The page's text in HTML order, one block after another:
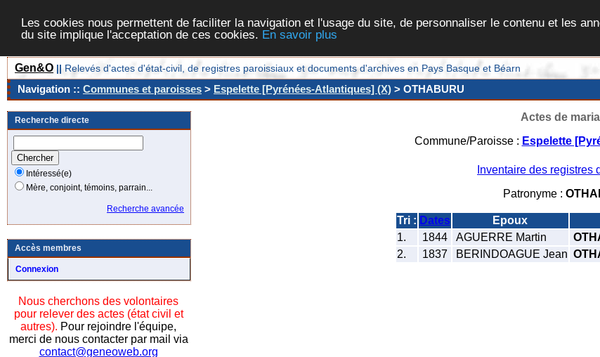
Les cookies nous permettent de faciliter la navigation et l'usage du site, de personnaliser le contenu et les
du site implique l'acceptation de ces cookies. En savoir plus
Gen&O || Relevés d'actes d'état-civil, de registres paroissiaux et documents d'archives en Pays Basque et Béarn
Navigation :: Communes et paroisses > Espelette [Pyrénées-Atlantiques] (X) > OTHABURU
Recherche directe
Intéressé(e)
Mère, conjoint, témoins, parrain...
Recherche avancée
Accès membres
Connexion
Nous cherchons des volontaires
pour relever des actes (état civil et
autres). Pour rejoindre l'équipe,
merci de nous contacter par mail via
contact@geneoweb.org
Actes de
Commune/Paroisse : Espelette
Inventaire des registres
Patronyme :
Tri : Dates Epoux
1.
1844 AGUERRE Martin
2.
1837 BERINDOAGUE Jean